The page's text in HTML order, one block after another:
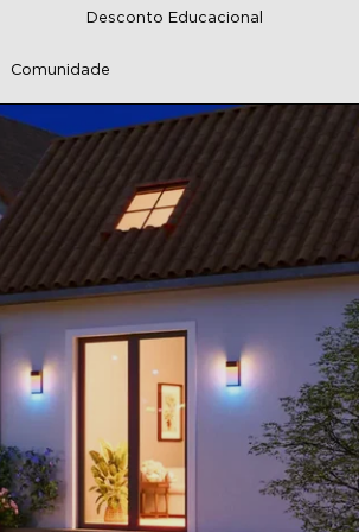
Desconto Educacional
Comunidade